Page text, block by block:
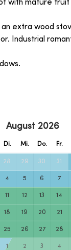
with mature
an extra wood
Industrial
August 2026
Di. Mi. Do. Fr.
28 29 30 31
4 5 6 7
11 12 13 14
18 19 20 21
25 26 27 28
1 2 3 4